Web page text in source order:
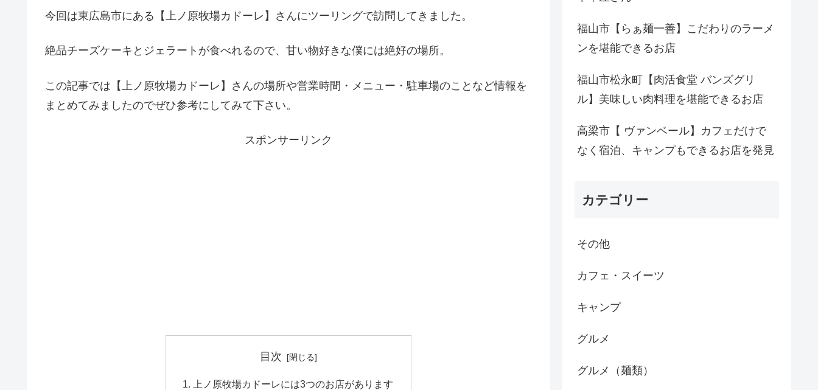
今回は東広島市にある【上ノ原牧場カドーレ】さんにツーリングで訪問してきました。
絶品チーズケーキとジェラートが食べれるので、甘い物好きな僕には絶好の場所。
この記事では【上ノ原牧場カドーレ】さんの場所や営業時間・メニュー・駐車場のことなど情報を
まとめてみましたのでぜひ参考にしてみて下さい。
スポンサーリンク
目次
上ノ原牧場カドーレには3つのお店があります
福山市【らぁ麺一善】こだわりのラーメ
ンを堪能できるお店
福山市松永町【肉活食堂 バンズグリ
ル】美味しい肉料理を堪能できるお店
高梁市【 ヴァンベール】カフェだけで
なく宿泊、キャンプもできるお店を発見
カテゴリー
その他
カフェ・スイーツ
キャンプ
グルメ
グルメ（麺類）